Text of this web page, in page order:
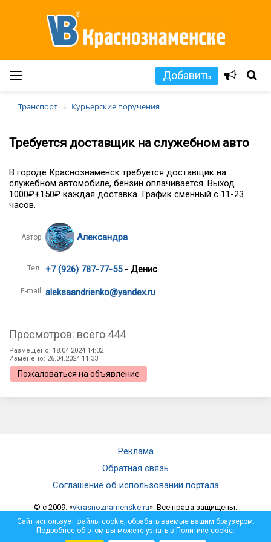
Добавить
Транспорт Курьерские поручения
Требуется доставщик на служебном авто
В городе Краснознаменск требуется доставщик на
служебном автомобиле, бензин оплачивается. Выход
1000₽+150₽ каждая доставка. График сменный с 11-23
часов.
Автор: Александра
Тел.: +7 (926) 787-77-55- Денис
E-mail: aleksaandrienko@yandex.ru
Просмотров: всего 444
Размещено: 18.04.2024 14:32
Изменено: 26.04.2024 11:33
Пожаловаться на объявление
Реклама
Обратная связь
Соглашение об использовании портала
© c 2009. «vkrasnoznamenske.ru». Все права защищены.
Мнение администрации не всегда совпадает с мнением автора.
Администрация не несет ответственности за достоверность
опубликованной информации и за отзывы, оставленные
Сайт использует файлы cookie, обрабатываемые вашим браузером.
Подробнее об этом вы можете узнать в Политике cookie.